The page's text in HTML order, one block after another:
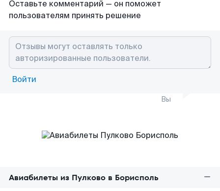
Оставьте комментарий — он поможет
пользователям принять решение
Войти
Вы
Авиабилеты из Пулково в Борисполь